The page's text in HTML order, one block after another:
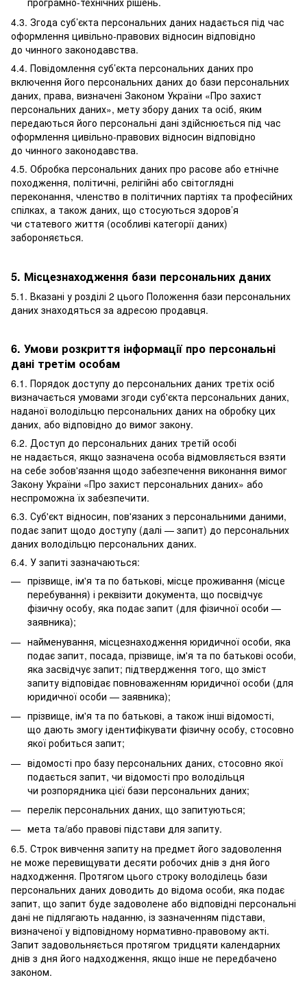
4.3. Згода суб’єкта персональних даних надається під час
оформлення цивільно-правових відносин відповідно
до чинного законодавства.
4.4. Повідомлення суб’єкта персональних даних про
включення його персональних даних до бази персональних
даних, права, визначені Законом України «Про захист
персональних даних», мету збору даних та осіб, яким
передаються його персональні дані здійснюється під час
оформлення цивільно-правових відносин відповідно
до чинного законодавства.
4.5. Обробка персональних даних про расове або етнічне
походження, політичні, релігійні або світоглядні
переконання, членство в політичних партіях та професійних
спілках, а також даних, що стосуються здоров’я
чи статевого життя (особливі категорії даних)
забороняється.
5. Місцезнаходження бази персональних даних
5.1. Вказані у розділі 2 цього Положення бази персональних
даних знаходяться за адресою продавця.
6. Умови розкриття інформації про персональні
дані третім особам
6.1. Порядок доступу до персональних даних третіх осіб
визначається умовами згоди суб'єкта персональних даних,
наданої володільцю персональних даних на обробку цих
даних, або відповідно до вимог закону.
6.2. Доступ до персональних даних третій особі
не надається, якщо зазначена особа відмовляється взяти
на себе зобов'язання щодо забезпечення виконання вимог
Закону України «Про захист персональних даних» або
неспроможна їх забезпечити.
6.3. Суб'єкт відносин, пов'язаних з персональними даними,
подає запит щодо доступу (далі — запит) до персональних
даних володільцю персональних даних.
6.4. У запиті зазначаються:
прізвище, ім'я та по батькові, місце проживання (місце
перебування) і реквізити документа, що посвідчує
фізичну особу, яка подає запит (для фізичної особи —
заявника);
найменування, місцезнаходження юридичної особи, яка
подає запит, посада, прізвище, ім'я та по батькові особи,
яка засвідчує запит; підтвердження того, що зміст
запиту відповідає повноваженням юридичної особи (для
юридичної особи — заявника);
прізвище, ім'я та по батькові, а також інші відомості,
що дають змогу ідентифікувати фізичну особу, стосовно
якої робиться запит;
відомості про базу персональних даних, стосовно якої
подається запит, чи відомості про володільця
чи розпорядника цієї бази персональних даних;
перелік персональних даних, що запитуються;
мета та/або правові підстави для запиту.
6.5. Строк вивчення запиту на предмет його задоволення
не може перевищувати десяти робочих днів з дня його
надходження. Протягом цього строку володілець бази
персональних даних доводить до відома особи, яка подає
запит, що запит буде задоволене або відповідні персональні
дані не підлягають наданню, із зазначенням підстави,
визначеної у відповідному нормативно-правовому акті.
Запит задовольняється протягом тридцяти календарних
днів з дня його надходження, якщо інше не передбачено
законом.